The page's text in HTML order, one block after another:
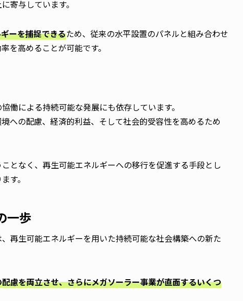
寄与しています。
ーを捕捉できるため、従来の水平設置のパネルと組み合わせ
を高めることが可能です。
働による持続可能な発展にも依存しています。
への配慮、経済的利益、そして社会的受容性を高めるため
となく、再生可能エネルギーへの移行を促進する手段とし
す。
一歩
再生可能エネルギーを用いた持続可能な社会構築への新た
慮を両立させ、さらにメガソーラー事業が直面するいくつ